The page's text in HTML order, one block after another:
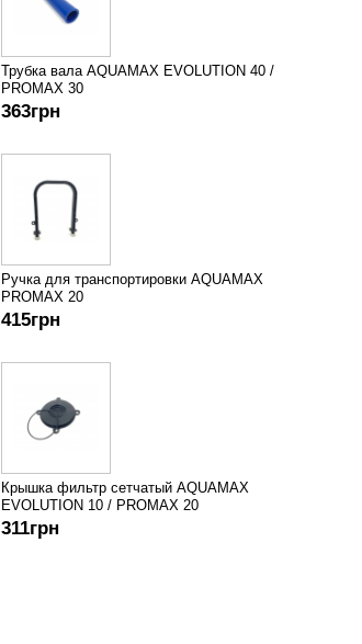
Трубка вала AQUAMAX EVOLUTION 40 /
PROMAX 30
363грн
Ручка для транспортировки AQUAMAX
PROMAX 20
415грн
Крышка фильтр сетчатый AQUAMAX
EVOLUTION 10 / PROMAX 20
311грн